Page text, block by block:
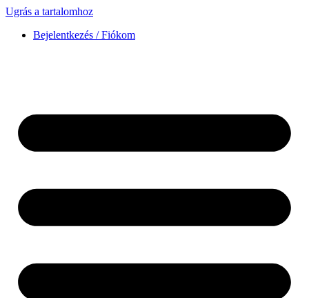
Ugrás a tartalomhoz
Bejelentkezés / Fiókom